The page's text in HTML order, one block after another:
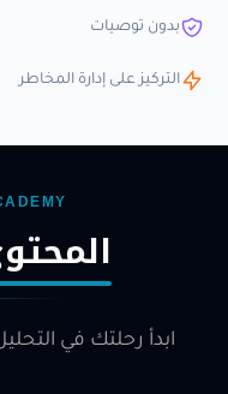
بدون توصيات
التركيز على إدارة المخاطر
ابدأ رحلتك في